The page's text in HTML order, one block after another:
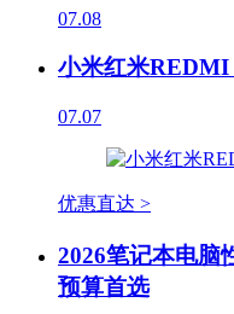
07.08
小米红米REDMI
07.07
优惠直达 >
2026笔记本电脑
预算首选